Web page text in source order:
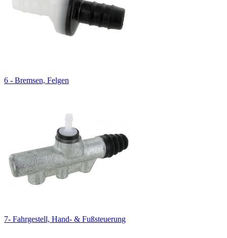
6 - Bremsen, Felgen
7- Fahrgestell, Hand- & Fußsteuerung